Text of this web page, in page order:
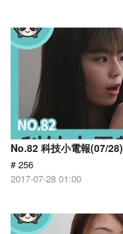
No.82 科技小電報(07/28)
# 256
2017-07-28 01:00